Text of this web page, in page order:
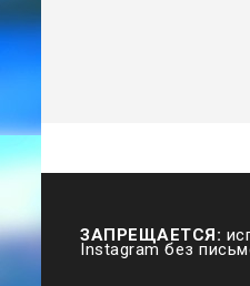
ЗАПРЕЩАЕТСЯ:
Instagram без